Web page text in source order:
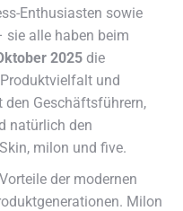
Enthusiasten sowie
sie alle haben beim
2025 die
und
Geschäftsführern,
natürlich den
milon und five.
der modernen
Milon